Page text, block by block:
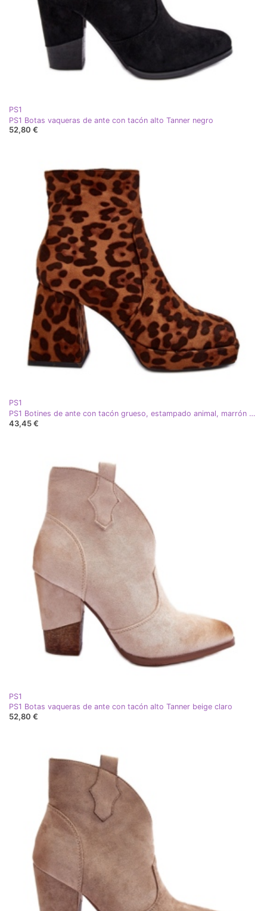
PS1
PS1 Botas vaqueras de ante con tacón alto Tanner negro
52,80 €
PS1
PS1 Botines de ante con tacón grueso, estampado animal, marrón Abnous
43,45 €
PS1
PS1 Botas vaqueras de ante con tacón alto Tanner beige claro
52,80 €